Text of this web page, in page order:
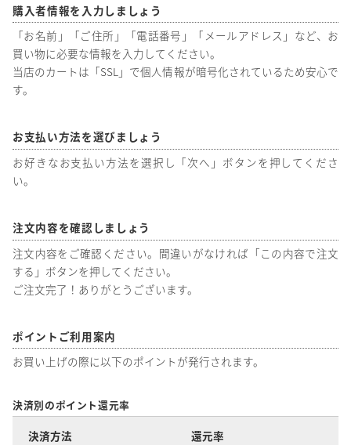
購入者情報を入力しましょう
「お名前」「ご住所」「電話番号」「メールアドレス」など、お
買い物に必要な情報を入力してください。
当店のカートは「SSL」で個人情報が暗号化されているため安心で
す。
お支払い方法を選びましょう
お好きなお支払い方法を選択し「次へ」ボタンを押してくださ
い。
注文内容を確認しましょう
注文内容をご確認ください。間違いがなければ「この内容で注文
する」ボタンを押してください。
ご注文完了！ありがとうございます。
ポイントご利用案内
お買い上げの際に以下のポイントが発行されます。
決済別のポイント還元率
決済方法 還元率